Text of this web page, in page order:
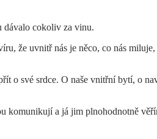
dávalo cokoliv za vinu.
že uvnitř nás je něco, co nás
o své srdce. O naše vnitřní bytí, o
komunikují a já jim plnohodnotně